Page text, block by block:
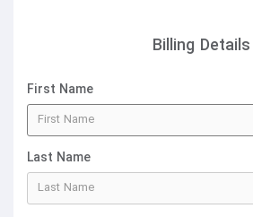
Billing Details
First Name
Last Name